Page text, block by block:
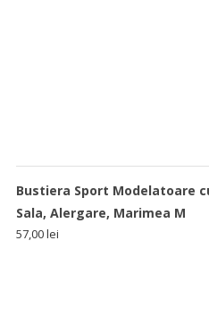
Bustiera Sport Modelatoare
Sala, Alergare, Marimea M
57,00lei